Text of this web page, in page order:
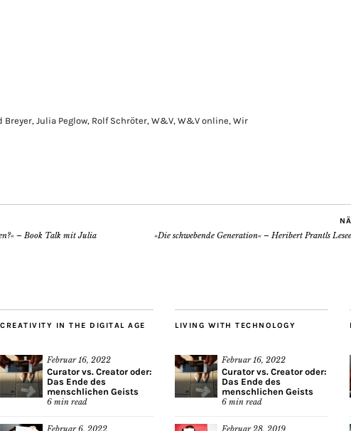
Breyer, Julia Peglow, Rolf Schröter, W&V, W&V online, Wir
– Book Talk mit Julia
»Die schwebende Generation« – Heribert Prantls
CREATIVITY IN THE DIGITAL AGE
Februar 16, 2022
Curator vs. Creator oder:
Das Ende des
menschlichen Geists
6 min read
Februar 6, 2022
LIVING WITH TECHNOLOGY
Februar 16, 2022
Curator vs. Creator oder:
Das Ende des
menschlichen Geists
6 min read
Februar 28, 2019